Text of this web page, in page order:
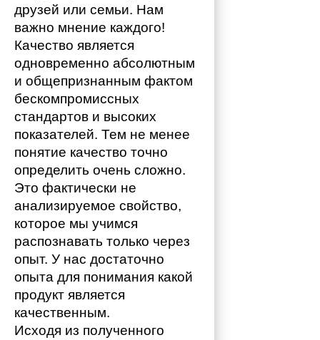
друзей или семьи. Нам
важно мнение каждого!
Качество является
одновременно абсолютным
и общепризнанным фактом
бескомпромиссных
стандартов и высоких
показателей. Тем не менее
понятие качество точно
определить очень сложно.
Это фактически не
анализируемое свойство,
которое мы учимся
распознавать только через
опыт. У нас достаточно
опыта для понимания какой
продукт является
качественным.
Исходя из полученного